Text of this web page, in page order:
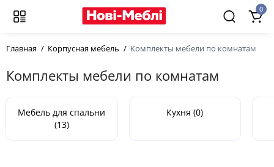
0
Главная Корпусная мебель Комплекты мебели по комнатам
Комплекты мебели по комнатам
Мебель для спальни
(13)
Кухня (0)